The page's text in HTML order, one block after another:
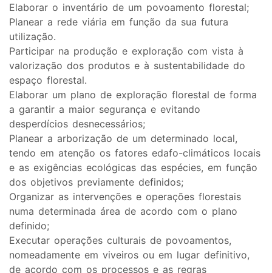
Elaborar o inventário de um povoamento florestal;
Planear a rede viária em função da sua futura
utilização.
Participar na produção e exploração com vista à
valorização dos produtos e à sustentabilidade do
espaço florestal.
Elaborar um plano de exploração florestal de forma
a garantir a maior segurança e evitando
desperdícios desnecessários;
Planear a arborização de um determinado local,
tendo em atenção os fatores edafo-climáticos locais
e as exigências ecológicas das espécies, em função
dos objetivos previamente definidos;
Organizar as intervenções e operações florestais
numa determinada área de acordo com o plano
definido;
Executar operações culturais de povoamentos,
nomeadamente em viveiros ou em lugar definitivo,
de acordo com os processos e as regras